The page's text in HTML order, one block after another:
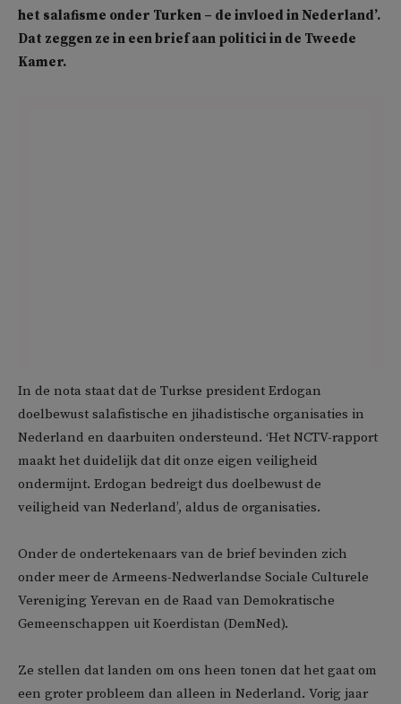
het salafisme onder Turken – de invloed in Nederland’.
Dat zeggen ze in een brief aan politici in de Tweede
Kamer.
In de nota staat dat de Turkse president Erdogan
doelbewust salafistische en jihadistische organisaties in
Nederland en daarbuiten ondersteund. ‘Het NCTV-rapport
maakt het duidelijk dat dit onze eigen veiligheid
ondermijnt. Erdogan bedreigt dus doelbewust de
veiligheid van Nederland’, aldus de organisaties.
Onder de ondertekenaars van de brief bevinden zich
onder meer de Armeens-Nedwerlandse Sociale Culturele
Vereniging Yerevan en de Raad van Demokratische
Gemeenschappen uit Koerdistan (DemNed).
Ze stellen dat landen om ons heen tonen dat het gaat om
een groter probleem dan alleen in Nederland. Vorig jaar